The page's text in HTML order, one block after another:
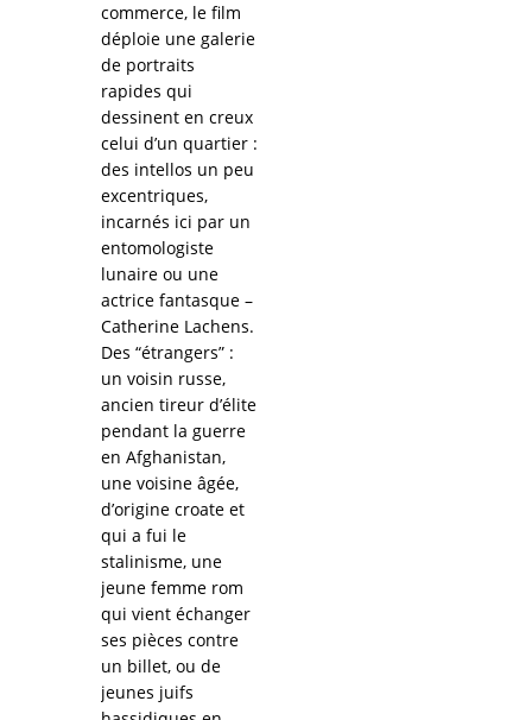
commerce, le film
déploie une galerie
de portraits
rapides qui
dessinent en creux
celui d’un quartier :
des intellos un peu
excentriques,
incarnés ici par un
entomologiste
lunaire ou une
actrice fantasque –
Catherine Lachens.
Des “étrangers” :
un voisin russe,
ancien tireur d’élite
pendant la guerre
en Afghanistan,
une voisine âgée,
d’origine croate et
qui a fui le
stalinisme, une
jeune femme rom
qui vient échanger
ses pièces contre
un billet, ou de
jeunes juifs